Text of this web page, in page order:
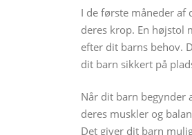
I de første måneder
deres krop. En højstol
efter dit barns behov.
dit barn sikkert på
Når dit barn
deres muskler og
Det giver dit barn